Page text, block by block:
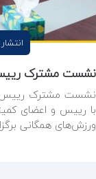
انتشار : 1404/
نشست مشترک رییس
با رییس و اعضای
ورزش‌های همگانی